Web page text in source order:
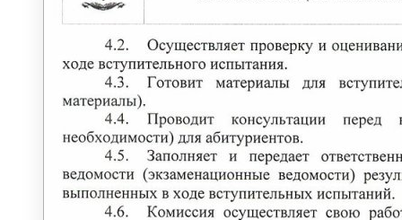
Кафедра общественных наук
Психологический центр «Сфера»
ЮРИДИЧЕСКИЙ ФАКУЛЬТЕТ
Кафедра общеправовых дисциплин и
дополнительного образования
Кафедра уголовного права и процесса